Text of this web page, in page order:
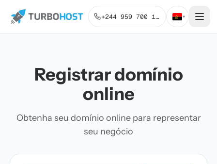
+244 959 700 131 ▾
Registrar domínio
online
Obtenha seu domínio online para representar
seu negócio